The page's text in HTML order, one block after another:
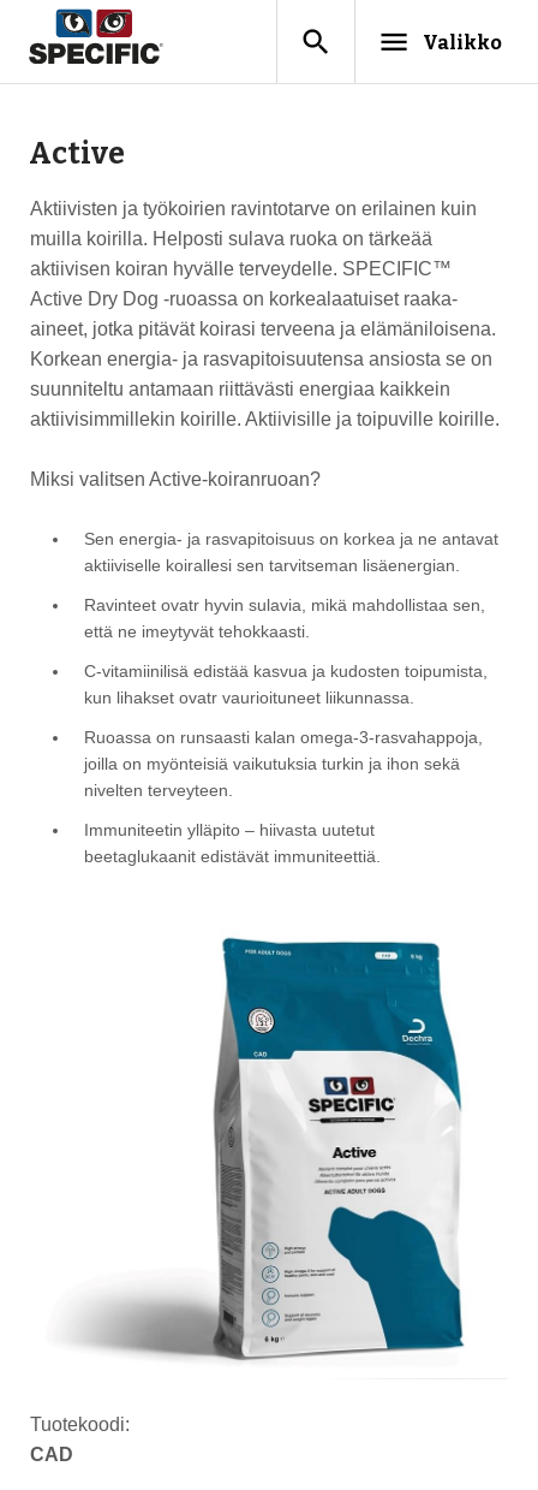
search menu Valikko
Active
Aktiivisten ja työkoirien ravintotarve on erilainen kuin
muilla koirilla. Helposti sulava ruoka on tärkeää
aktiivisen koiran hyvälle terveydelle. SPECIFIC™
Active Dry Dog -ruoassa on korkealaatuiset raaka-
aineet, jotka pitävät koirasi terveena ja elämäniloisena.
Korkean energia- ja rasvapitoisuutensa ansiosta se on
suunniteltu antamaan riittävästi energiaa kaikkein
aktiivisimmillekin koirille. Aktiivisille ja toipuville koirille.
Miksi valitsen Active-koiranruoan?
Sen energia- ja rasvapitoisuus on korkea ja ne antavat
aktiiviselle koirallesi sen tarvitseman lisäenergian.
Ravinteet ovatr hyvin sulavia, mikä mahdollistaa sen,
että ne imeytyvät tehokkaasti.
C-vitamiinilisä edistää kasvua ja kudosten toipumista,
kun lihakset ovatr vaurioituneet liikunnassa.
Ruoassa on runsaasti kalan omega-3-rasvahappoja,
joilla on myönteisiä vaikutuksia turkin ja ihon sekä
nivelten terveyteen.
Immuniteetin ylläpito – hiivasta uutetut
beetaglukaanit edistävät immuniteettiä.
Tuotekoodi:
CAD